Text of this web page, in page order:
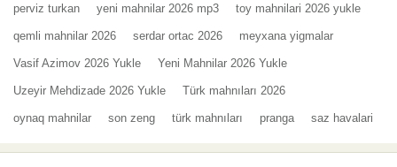
perviz turkan yeni mahnilar 2026 mp3 toy mahnilari 2026 yukle
qemli mahnilar 2026 serdar ortac 2026 meyxana yigmalar
Vasif Azimov 2026 Yukle Yeni Mahnilar 2026 Yukle
Uzeyir Mehdizade 2026 Yukle Türk mahnıları 2026
oynaq mahnilar son zeng türk mahnıları pranga saz havalari